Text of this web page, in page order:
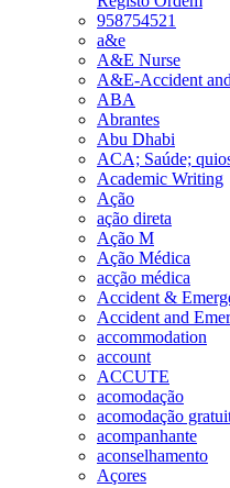
958754521
a&e
A&E Nurse
A&E-Accident
ABA
Abrantes
Abu Dhabi
ACA; Saúde;
Academic Writing
Ação
ação direta
Ação M
Ação Médica
acção médica
Accident &
Accident and
accommodation
account
ACCUTE
acomodação
acomodação
acompanhante
aconselhamento
Açores